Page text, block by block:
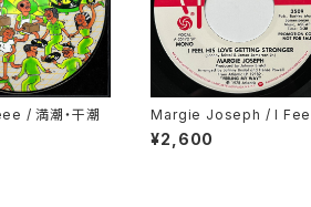
/ 満潮・干潮
Margie Joseph / I
His Love Getting
er
¥2,600